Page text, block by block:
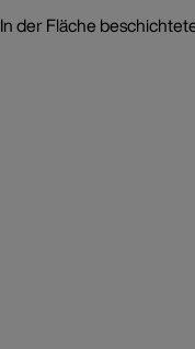
In der Fläche